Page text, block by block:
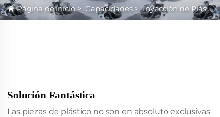
Página de inicio> Capacidades >Inyección de Plástico
Solución Fantástica
Las piezas de plástico no son en absoluto exclusivas